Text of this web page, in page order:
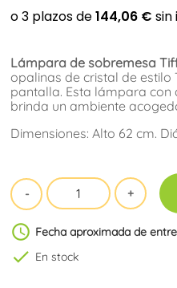
Lámpara de sobremesa
opalinas de cristal de
pantalla. Esta lámpara
brinda un ambiente
Dimensiones: Alto 62 cm.
schedule Fecha aproximada de
check En stock